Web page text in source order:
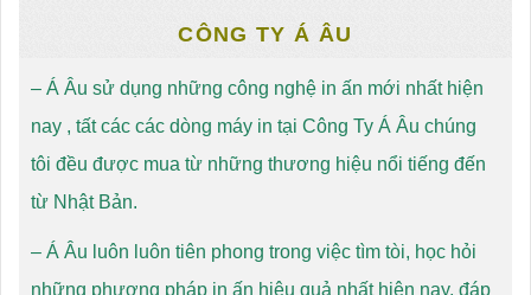
CÔNG TY Á ÂU
– Á Âu sử dụng những công nghệ in ấn mới nhất hiện
nay , tất các các dòng máy in tại Công Ty Á Âu chúng
tôi đều được mua từ những thương hiệu nổi tiếng đến
từ Nhật Bản.
– Á Âu luôn luôn tiên phong trong việc tìm tòi, học hỏi
những phương pháp in ấn hiệu quả nhất hiện nay, đáp